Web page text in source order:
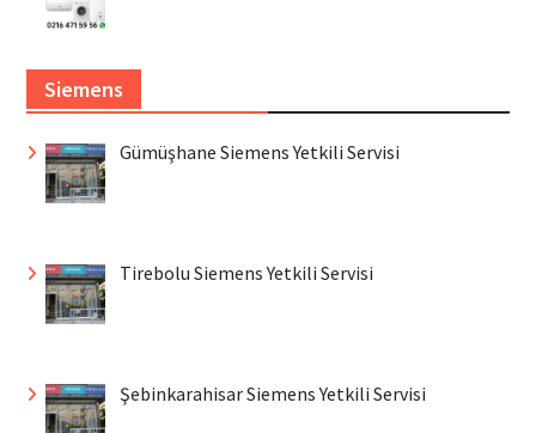
Siemens
Gümüşhane Siemens Yetkili Servisi
Tirebolu Siemens Yetkili Servisi
Şebinkarahisar Siemens Yetkili Servisi